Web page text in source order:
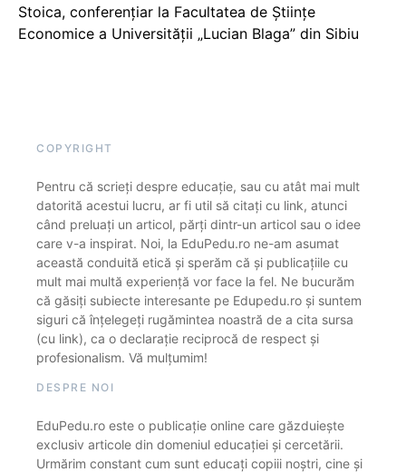
Stoica, conferențiar la Facultatea de Științe
Economice a Universității „Lucian Blaga” din Sibiu
COPYRIGHT
Pentru că scrieți despre educație, sau cu atât mai mult
datorită acestui lucru, ar fi util să citați cu link, atunci
când preluați un articol, părți dintr-un articol sau o idee
care v-a inspirat. Noi, la EduPedu.ro ne-am asumat
această conduită etică și sperăm că și publicațiile cu
mult mai multă experiență vor face la fel. Ne bucurăm
că găsiți subiecte interesante pe Edupedu.ro și suntem
siguri că înțelegeți rugămintea noastră de a cita sursa
(cu link), ca o declarație reciprocă de respect și
profesionalism. Vă mulțumim!
DESPRE NOI
EduPedu.ro este o publicație online care găzduiește
exclusiv articole din domeniul educației și cercetării.
Urmărim constant cum sunt educați copiii noștri, cine și